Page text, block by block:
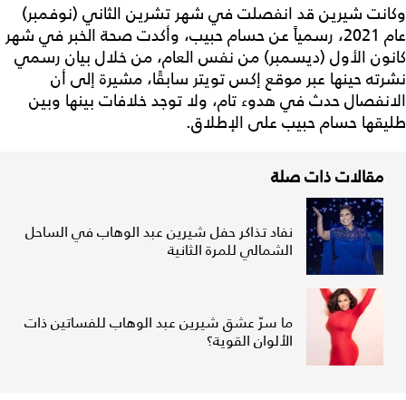
وكانت شيرين قد انفصلت في شهر تشرين الثاني (نوفمبر)
عام 2021، رسمياً عن حسام حبيب، وأكدت صحة الخبر في شهر
كانون الأول (ديسمبر) من نفس العام، من خلال بيان رسمي
نشرته حينها عبر موقع إكس تويتر سابقًا، مشيرة إلى أن
الانفصال حدث في هدوء تام، ولا توجد خلافات بينها وبين
طليقها حسام حبيب على الإطلاق.
مقالات ذات صلة
نفاد تذاكر حفل شيرين عبد الوهاب في الساحل
الشمالي للمرة الثانية
ما سرّ عشق شيرين عبد الوهاب للفساتين ذات
الألوان القوية؟